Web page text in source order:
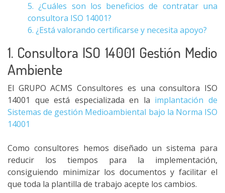
5. ¿Cuáles son los beneficios de contratar una
consultora ISO 14001?
6. ¿Está valorando certificarse y necesita apoyo?
1. Consultora ISO 14001 Gestión Medio
Ambiente
El GRUPO ACMS Consultores es una consultora ISO
14001 que está especializada en la implantación de
Sistemas de gestión Medioambiental bajo la Norma ISO
14001
Como consultores hemos diseñado un sistema para
reducir los tiempos para la implementación,
consiguiendo minimizar los documentos y facilitar el
que toda la plantilla de trabajo acepte los cambios.